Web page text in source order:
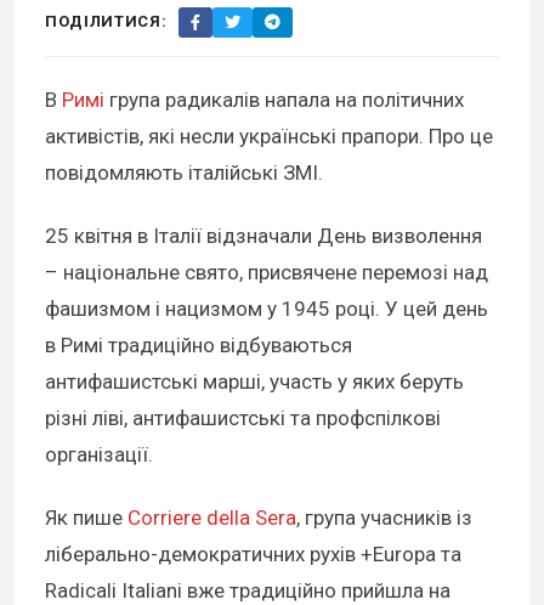
ПОДІЛИТИСЯ:
В Римі група радикалів напала на політичних
активістів, які несли українські прапори. Про це
повідомляють італійські ЗМІ.
25 квітня в Італії відзначали День визволення
– національне свято, присвячене перемозі над
фашизмом і нацизмом у 1945 році. У цей день
в Римі традиційно відбуваються
антифашистські марші, участь у яких беруть
різні ліві, антифашистські та профспілкові
організації.
Як пише Corriere della Sera, група учасників із
ліберально-демократичних рухів +Europa та
Radicali Italiani вже традиційно прийшла на